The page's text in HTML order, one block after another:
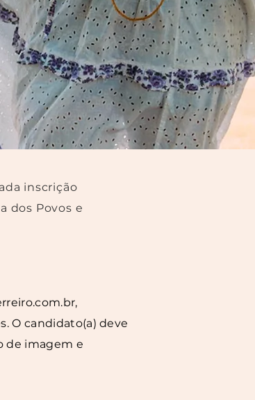
inscrição
dos Povos e
O candidato(a) deve
de imagem e